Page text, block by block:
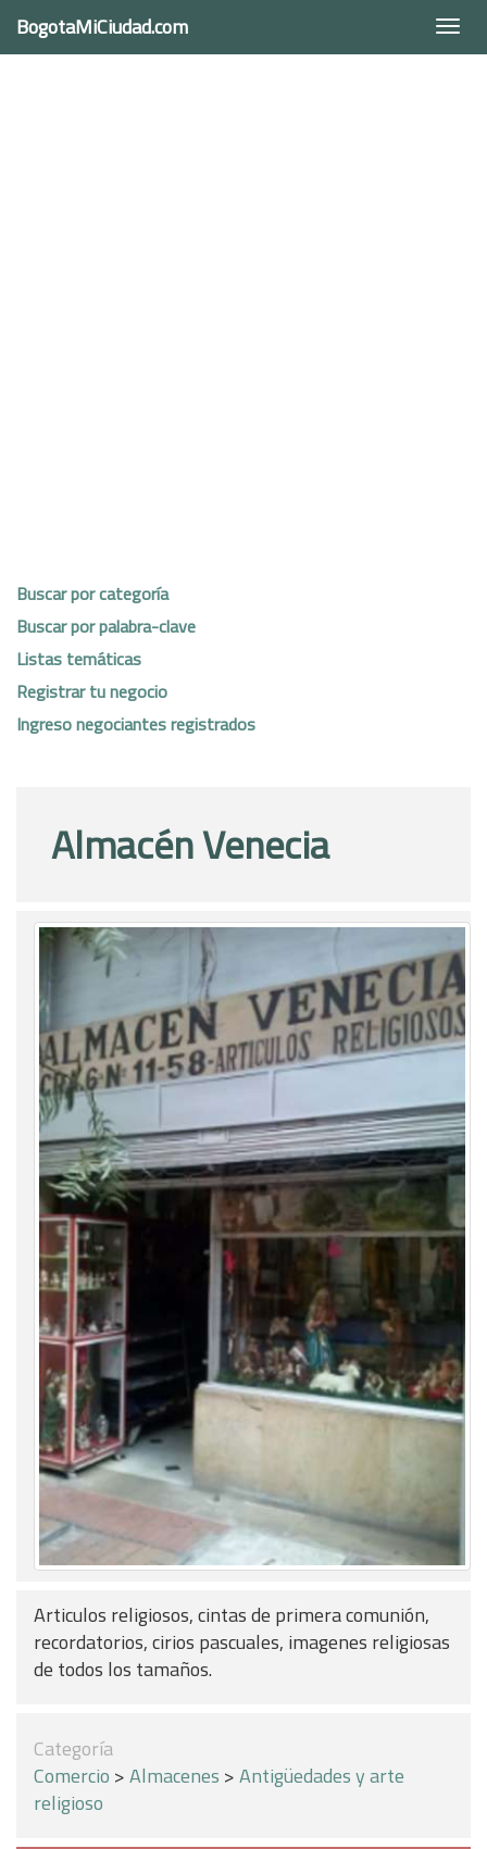
BogotaMiCiudad.com
Buscar por categoría
Buscar por palabra-clave
Listas temáticas
Registrar tu negocio
Ingreso negociantes registrados
Almacén Venecia
Articulos religiosos, cintas de primera comunión,
recordatorios, cirios pascuales, imagenes religiosas
de todos los tamaños.
Categoría
Comercio >Almacenes >Antigüedades y arte
religioso